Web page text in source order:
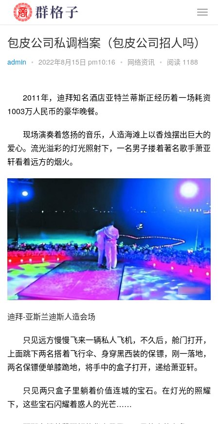
包皮公司私调档案（包皮公司招人吗）
admin • 2022年8月15日 pm10:16 • 网络资讯 • 阅读 1188
2011年， 迪拜知名酒店亚特兰蒂斯正经历着一场耗资
1003万人民币的豪华晚餐。
现场演奏着悠扬的音乐，人造海滩上以香烛摆出巨大的
爱心。流光溢彩的灯光照射下，一名男子搂着著名歌手萧亚
轩看着远方的烟火。
迪拜-亚斯兰迪斯人造会场
只见远方慢慢飞来一辆私人飞机，不久后，舱门打开，
上面跳下两名搭着飞行伞、身穿黑西装的保镖，刚一落地，
两名保镖便单膝跪地，将手中的盒子打开，递给萧亚轩。
只见两只盒子里躺着价值连城的宝石。在灯光的照耀
下，这些宝石闪耀着惑人的光芒……